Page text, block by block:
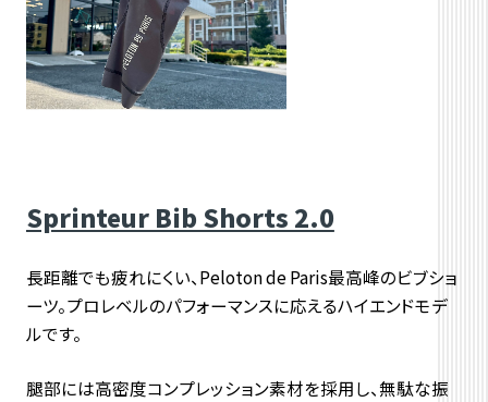
Sprinteur Bib Shorts 2.0
長距離でも疲れにくい、 Peloton de Paris最高峰のビブショ
ーツ。プロレベルのパフォーマンスに応えるハイエンドモデ
ルです。
腿部には高密度コンプレッション素材を採用し、無駄な振